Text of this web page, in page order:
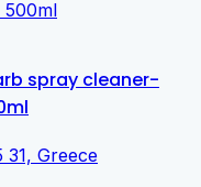
spray cleaner-
31, Greece